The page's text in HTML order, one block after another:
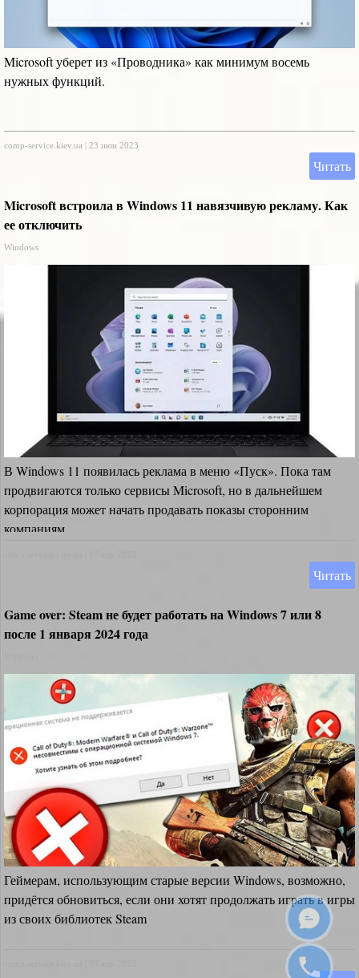
Microsoft уберет из «Проводника» как минимум восемь
нужных функций.
comp-service.kiev.ua 23 июн 2023
Читать
Microsoft встроила в Windows 11 навязчивую рекламу. Как
ее отключить
Windows
В Windows 11 появилась реклама в меню «Пуск». Пока там
продвигаются только сервисы Microsoft, но в дальнейшем
корпорация может начать продавать показы сторонним
компаниям.
Читать
Game over: Steam не будет работать на Windows 7 или 8
после 1 января 2024 года
Геймерам, использующим старые версии Windows, возможно,
придётся обновиться, если они хотят продолжать играть в игры
из своих библиотек Steam